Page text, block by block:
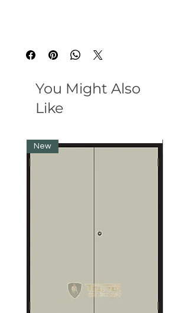
You Might Also
Like
New